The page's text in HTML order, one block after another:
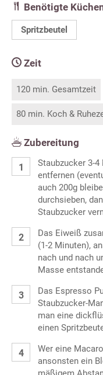
Benötigte
Spritzbeutel
Zeit
120 min. Gesamtzeit
80 min. Koch &
Zubereitung
Staubzucker 3-
entfernen
auch 200g
durchsieben,
Staubzucker
Das Eiweiß
(1-2 Minuten),
nach und nach
Masse
Das Espresso
Staubzucker-
man eine
einen
Wer eine
ansonsten ein